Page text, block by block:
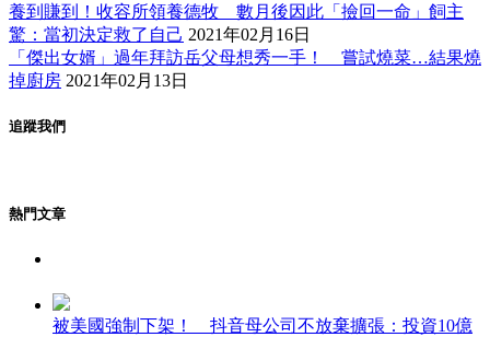
養到賺到！收容所領養德牧 數月後因此「撿回一命」飼主
驚：當初決定救了自己 2021年02月16日
「傑出女婿」過年拜訪岳父母想秀一手！ 嘗試燒菜…結果燒
掉廚房 2021年02月13日
追蹤我們
熱門文章
被美國強制下架！ 抖音母公司不放棄擴張：投資10億